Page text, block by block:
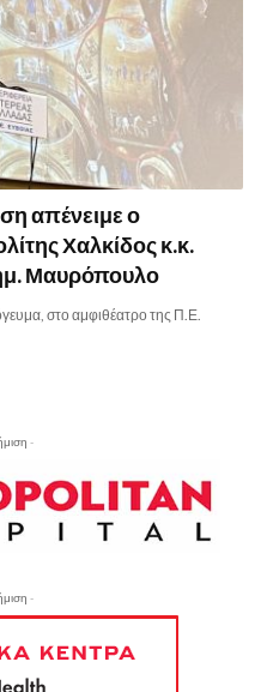
απένειμε ο
Χαλκίδος κ.κ.
Μαυρόπουλο
στο αμφιθέατρο της Π.Ε.
-
-